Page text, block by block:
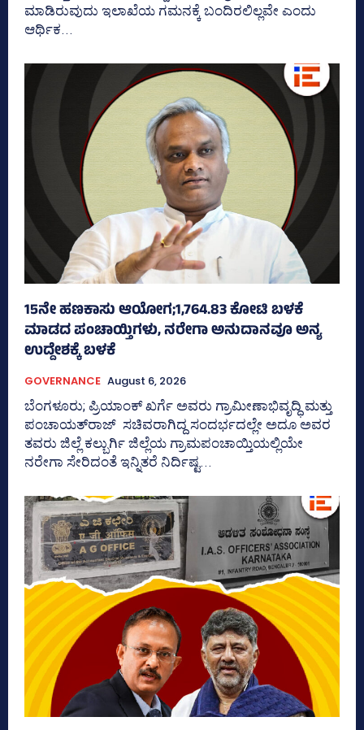
ಮಾಡಿರುವುದು ಇಲಾಖೆಯ ಗಮನಕ್ಕೆ ಬಂದಿರಲಿಲ್ಲವೇ ಎಂದು
ಆರ್ಥಿಕ...
15ನೇ ಹಣಕಾಸು ಆಯೋಗ;1,764.83 ಕೋಟಿ ಬಳಕೆ
ಮಾಡದ ಪಂಚಾಯ್ತಿಗಳು, ನರೇಗಾ ಅನುದಾನವೂ ಅನ್ಯ
ಉದ್ದೇಶಕ್ಕೆ ಬಳಕೆ
GOVERNANCE August 6, 2026
ಬೆಂಗಳೂರು; ಪ್ರಿಯಾಂಕ್‌ ಖರ್ಗೆ ಅವರು ಗ್ರಾಮೀಣಾಭಿವೃದ್ಧಿ ಮತ್ತು
ಪಂಚಾಯತ್‌ರಾಜ್‌ ಸಚಿವರಾಗಿದ್ದ ಸಂದರ್ಭದಲ್ಲೇ ಅದೂ ಅವರ
ತವರು ಜಿಲ್ಲೆ ಕಲ್ಬುರ್ಗಿ ಜಿಲ್ಲೆಯ ಗ್ರಾಮಪಂಚಾಯ್ತಿಯಲ್ಲಿಯೇ
ನರೇಗಾ ಸೇರಿದಂತೆ ಇನ್ನಿತರೆ ನಿರ್ದಿಷ್ಟ...